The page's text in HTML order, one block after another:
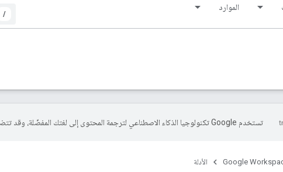
الموارد
/
تستخدم Google تكنولوجيا الذكاء الاصطناعي لترجمة المحتوى إلى لغتك المفضّلة، وقد تتضمّن بعض الأخطاء.
Google الأدلة